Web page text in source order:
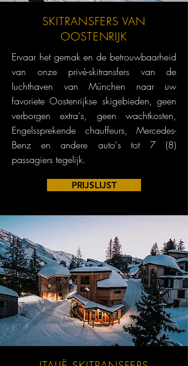
SKITRANSFERS VAN
OOSTENRIJK
Ervaar het gemak en de betrouwbaarheid
van onze privé-skitransfers van de
luchthaven van München naar uw
favoriete Oostenrijkse skigebieden, geen
verborgen extra's, geen wachtkosten,
Engelssprekende chauffeurs, Mercedes-
Benz en andere auto's tot 7 (8)
passagiers tegelijk.
PRIJSLIJST